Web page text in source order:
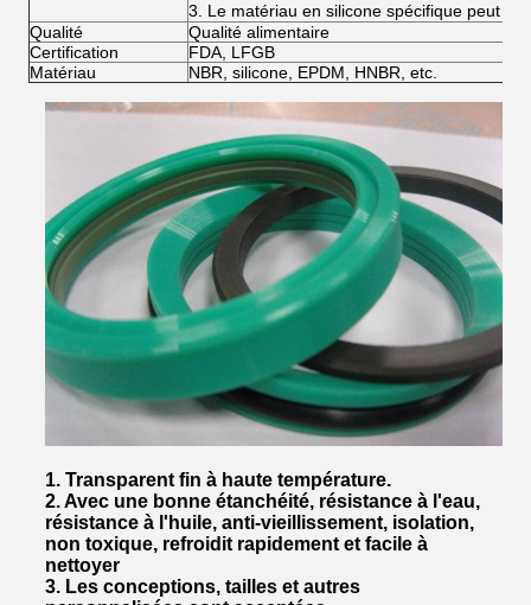
3. Le matériau en silicone spécifique peut
Qualité
Qualité alimentaire
Certification
FDA, LFGB
Matériau
NBR, silicone, EPDM, HNBR, etc.
1. Transparent fin à haute température.
2. Avec une bonne étanchéité, résistance à l'eau,
résistance à l'huile, anti-vieillissement, isolation,
non toxique, refroidit rapidement et facile à
nettoyer
3. Les conceptions, tailles et autres